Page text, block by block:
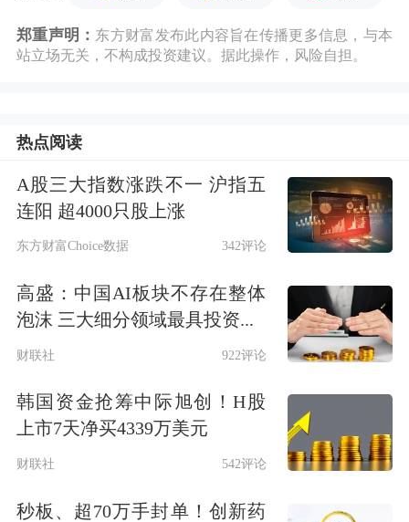
度去做投资，但不追逐短期爆发行情；
优先考量行业竞争格局、企业竞争壁垒
和稀缺性。
且受益于具体的产业变化将来有足够的
业绩弹性支撑，那我对它当前的估值容
忍度会比较高。相反的，如果某些细分
行业短期看上去爆发性强，但相关企业
之间没有竞争差异性，我基本不会投
资，因为蓝海可能一夜之间变成红
郑重声明： 东方财富发布此内容旨在传播更多信息，与本
站立场无关，不构成投资建议。据此操作，风险自担。
热点阅读
A股三大指数涨跌不一 沪指五
连阳 超4000只股上涨
东方财富Choice数据 342评论
高盛：中国AI板块不存在整体
泡沫 三大细分领域最具投资...
财联社 922评论
韩国资金抢筹中际旭创！H股
上市7天净买4339万美元
财联社 542评论
秒板、超70万手封单！创新药